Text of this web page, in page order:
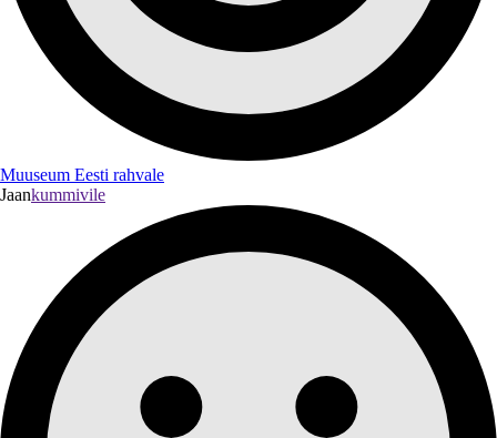
Muuseum Eesti rahvale
Jaankummivile